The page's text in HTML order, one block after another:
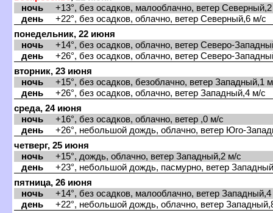
ночь +13°, без осадков, малооблачно, ветер
день +22°, без осадков, облачно, ветер Северный,6 м/с
понедельник, 22 июня
ночь +14°, без осадков, облачно, ветер Северо-
день +26°, без осадков, облачно, ветер Северо-
торник, 23 июня
ночь +15°, без осадков, безоблачно, ветер Западный,1
день +26°, без осадков, облачно, ветер Западный,4 м/с
среда, 24 июня
ночь +16°, без осадков, облачно, ветер ,0 м/с
день +26°, небольшой дождь, облачно, ветер Юго-
четверг, 25 июня
ночь +15°, дождь, облачно, ветер Западный,2 м/с
день +23°, небольшой дождь, пасмурно, ветер
пятница, 26 июня
ночь +14°, без осадков, малооблачно, ветер
день +22°, небольшой дождь, облачно, ветер